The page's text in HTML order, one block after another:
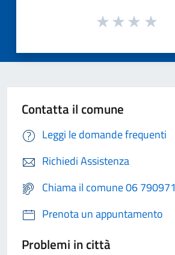
Contatta il comune
Leggi le domande frequenti
Richiedi Assistenza
Chiama il comune 06 790971
Prenota un appuntamento
Problemi in città